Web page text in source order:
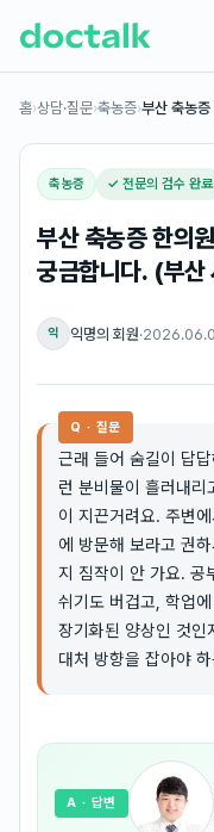
홈›상담·질문›축농증›부산 축농
축농증 ✓ 전문의 검수 완료
부산 축농증 한의
궁금합니다. (부
익 익명의 회원·
Q · 질문
근래 들어 숨길이 답
런 분비물이 흘러내
이 지끈거려요. 주변
에 방문해 보라고 권
지 짐작이 안 가요. 공
쉬기도 버겁고, 학업
장기화된 양상인 것인
대처 방향을 잡아야
A · 답변